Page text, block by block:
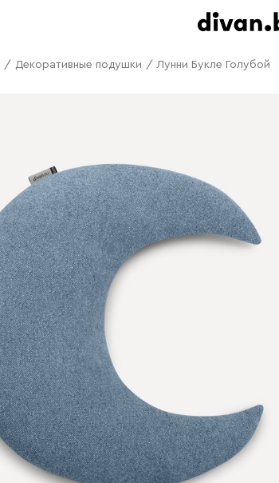
/ Декоративные подушки / Лунни Букле Голубой